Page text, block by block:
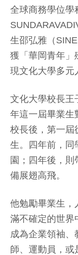
全球商務學位學
生邵弘雅（
獲「華岡青年」
現文化大學多元
文化大學校長王
年這一屆畢業生
校長後，第一屆
生。四年前，同
園；四年後，
備展翅高飛。
他勉勵畢業生，
滿不確定的世界
成為企業領袖
師、運動員，或